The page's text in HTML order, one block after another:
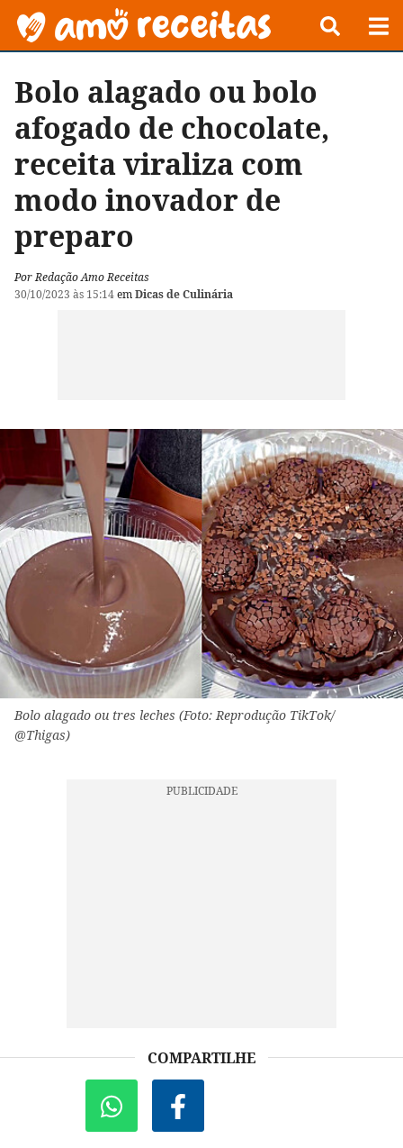
Bolo alagado ou bolo
afogado de chocolate,
receita viraliza com
modo inovador de
preparo
Por Redação Amo Receitas
30/10/2023 às 15:14emDicas de Culinária
Bolo alagado ou tres leches (Foto: Reprodução TikTok/
@Thigas)
COMPARTILHE